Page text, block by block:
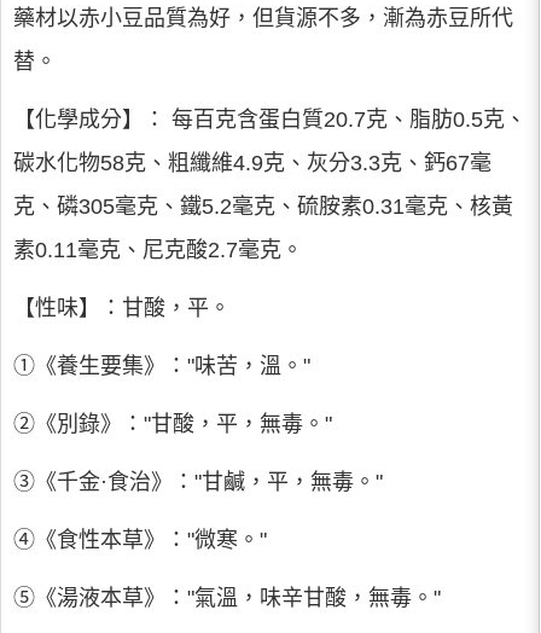
藥材以赤小豆品質為好，但貨源不多，漸為赤豆所代
替。
【化學成分】： 每百克含蛋白質20.7克、脂肪0.5克、
碳水化物58克、粗纖維4.9克、灰分3.3克、鈣67毫
克、磷305毫克、鐵5.2毫克、硫胺素0.31毫克、核黃
素0.11毫克、尼克酸2.7毫克。
【性味】：甘酸，平。
①《養生要集》："味苦，溫。"
②《別錄》："甘酸，平，無毒。"
③《千金·食治》："甘鹹，平，無毒。"
④《食性本草》："微寒。"
⑤《湯液本草》："氣溫，味辛甘酸，無毒。"